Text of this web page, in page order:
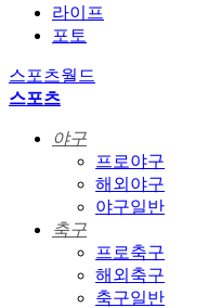
라이프
포토
스포츠월드
스포츠
야구
프로야구
해외야구
야구일반
축구
프로축구
해외축구
축구일반